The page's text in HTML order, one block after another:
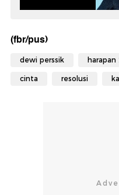
(fbr/pus)
dewi perssik harapan
cinta resolusi